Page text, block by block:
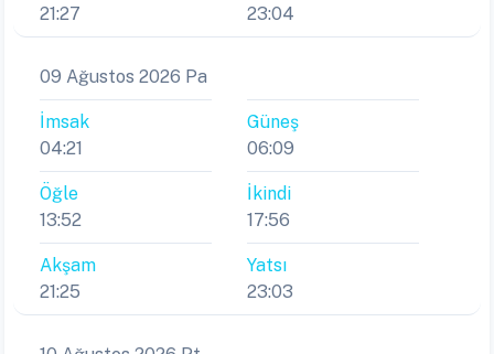
21:27
23:04
09 Ağustos 2026 Pa
İmsak
04:21
Güneş
06:09
Öğle
13:52
İkindi
17:56
Akşam
21:25
Yatsı
23:03